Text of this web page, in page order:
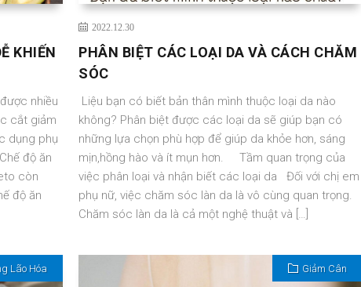
KHIẾN
nhiều
cắt giảm
dụng phụ
độ ăn
còn
độ ăn
2022.12.30
PHÂN BIỆT CÁC LOẠI DA VÀ CÁCH CHĂM
SÓC
Liệu bạn có biết bản thân mình thuộc loại da nào
không? Phân biệt được các loại da sẽ giúp bạn có
những lựa chọn phù hợp để giúp da khỏe hơn, sáng
mịn,hồng hào và ít mụn hơn. Tầm quan trọng của
việc phân loại và nhận biết các loại da Đối với chị em
phụ nữ, việc chăm sóc làn da là vô cùng quan trọng.
Chăm sóc làn da là cả một nghệ thuật và […]
Lão Hóa Giảm Cân